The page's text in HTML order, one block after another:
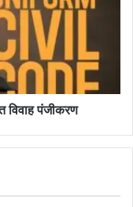
विवाह पंजीकरण